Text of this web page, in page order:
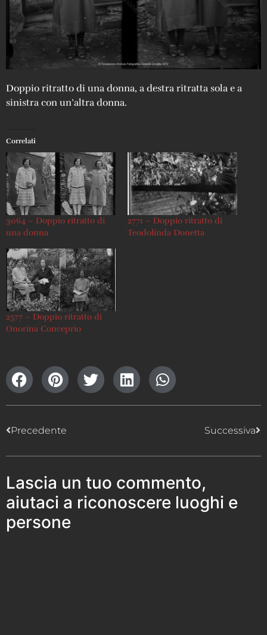
Doppio ritratto di una donna, a destra ritratta sola e a
sinistra con un’altra donna.
Correlati
3064 – Doppio ritratto di
una donna
2771 – Doppio ritratto di
Teodolinda Donetta
2577 – Doppio ritratto di
Onorina Conceprio
Precedente Successiva
Lascia un tuo commento,
aiutaci a riconoscere luoghi e
persone